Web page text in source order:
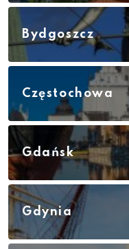
Bydgoszcz
Częstochowa
Gdańsk
Gdynia